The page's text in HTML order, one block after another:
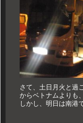
さて、土日月火と過
からベトナムよりも
しかし、明日は南港